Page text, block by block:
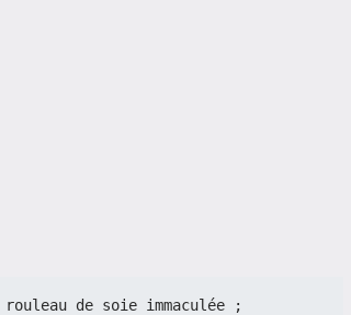
un rouleau de soie immaculée ;